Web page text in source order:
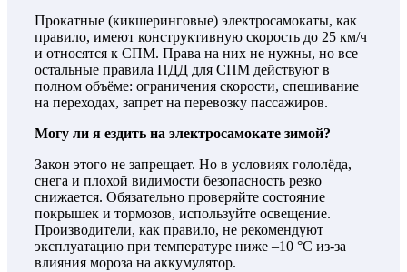
Прокатные (кикшеринговые) электросамокаты, как
правило, имеют конструктивную скорость до 25 км/ч
и относятся к СПМ. Права на них не нужны, но все
остальные правила ПДД для СПМ действуют в
полном объёме: ограничения скорости, спешивание
на переходах, запрет на перевозку пассажиров.
Могу ли я ездить на электросамокате зимой?
Закон этого не запрещает. Но в условиях гололёда,
снега и плохой видимости безопасность резко
снижается. Обязательно проверяйте состояние
покрышек и тормозов, используйте освещение.
Производители, как правило, не рекомендуют
эксплуатацию при температуре ниже –10 °C из-за
влияния мороза на аккумулятор.